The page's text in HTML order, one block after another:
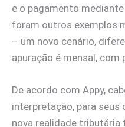
e o pagamento
foram outros exemplos
– um novo cenário,
apuração é mensal,
De acordo com Appy,
interpretação, para seus
nova realidade tributária